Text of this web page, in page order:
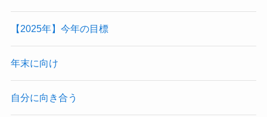
【2025年】今年の目標
年末に向け
自分に向き合う